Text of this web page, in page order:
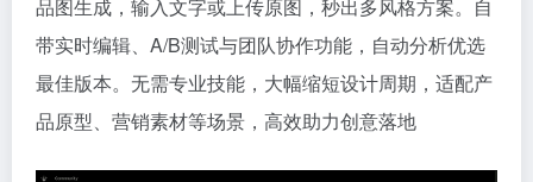
品图生成，输入文字或上传原图，秒出多风格方案。自
带实时编辑、A/B测试与团队协作功能，自动分析优选
最佳版本。无需专业技能，大幅缩短设计周期，适配产
品原型、营销素材等场景，高效助力创意落地